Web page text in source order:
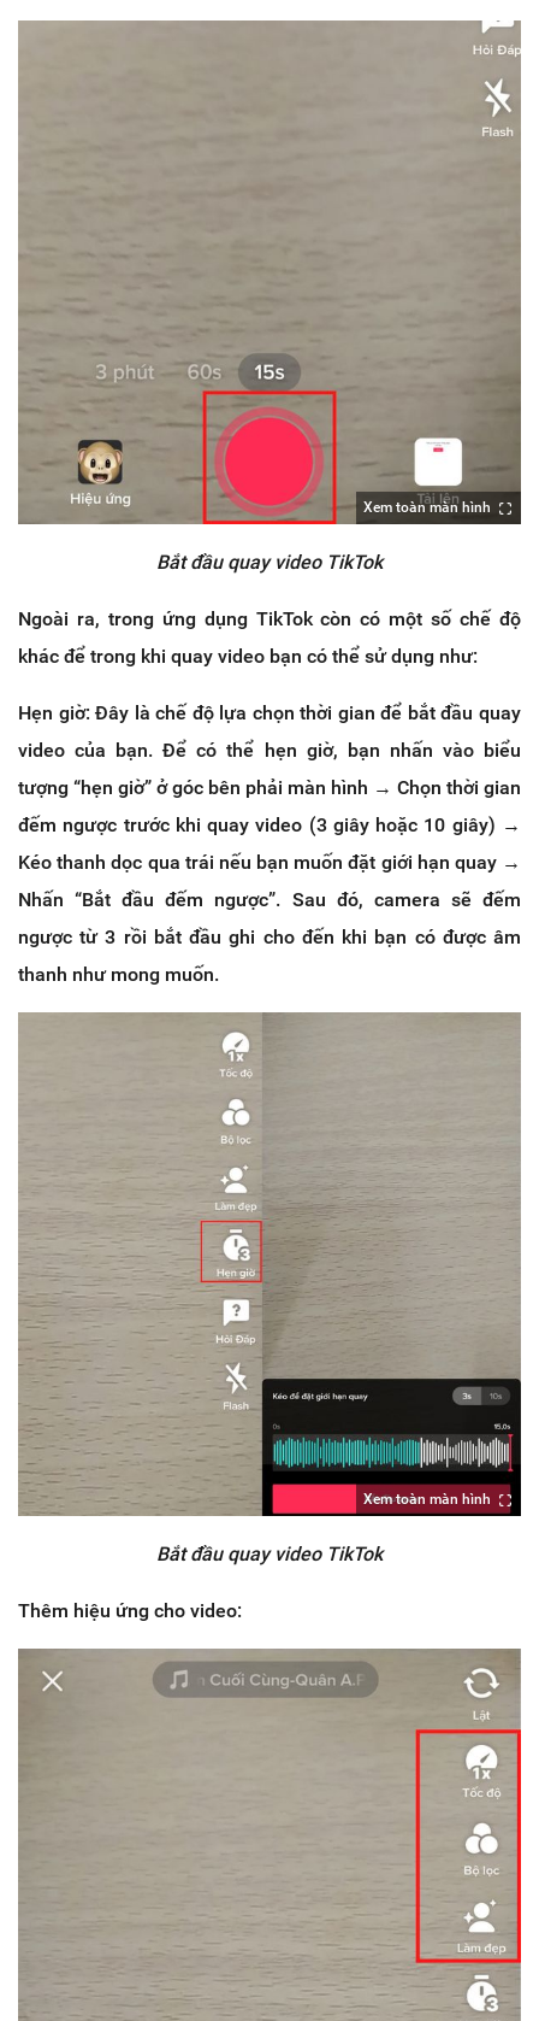
Xem toàn màn hình
Bắt đầu quay video TikTok
Ngoài ra, trong ứng dụng TikTok còn có một số chế độ
khác để trong khi quay video bạn có thể sử dụng như:
Hẹn giờ: Đây là chế độ lựa chọn thời gian để bắt đầu quay
video của bạn. Để có thể hẹn giờ, bạn nhấn vào biểu
tượng “hẹn giờ” ở góc bên phải màn hình → Chọn thời gian
đếm ngược trước khi quay video (3 giây hoặc 10 giây) →
Kéo thanh dọc qua trái nếu bạn muốn đặt giới hạn quay →
Nhấn “Bắt đầu đếm ngược”. Sau đó, camera sẽ đếm
ngược từ 3 rồi bắt đầu ghi cho đến khi bạn có được âm
thanh như mong muốn.
Xem toàn màn hình
Bắt đầu quay video TikTok
Thêm hiệu ứng cho video: